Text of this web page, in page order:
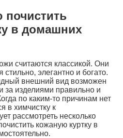
почистить
в домашних
считаются классикой. Они
стильно, элегантно и богато.
внешний вид возможен
за изделиями правильно и
по каким-то причинам нет
в химчистку к
рассмотреть несколько
кожаную куртку в